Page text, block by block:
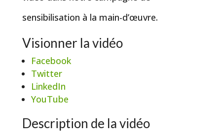
sensibilisation à la main-d’œuvre.
Visionner la vidéo
Facebook
Twitter
LinkedIn
YouTube
Description de la vidéo